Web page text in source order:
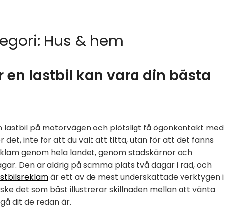
Hus & hem
en lastbil kan vara din bästa
lastbil på motorvägen och plötsligt få ögonkontakt med
det, inte för att du valt att titta, utan för att det fanns
genom hela landet, genom stadskärnor och
Den är aldrig på samma plats två dagar i rad, och
är ett av de mest underskattade verktygen i
det som bäst illustrerar skillnaden mellan att vänta
dit de redan är.